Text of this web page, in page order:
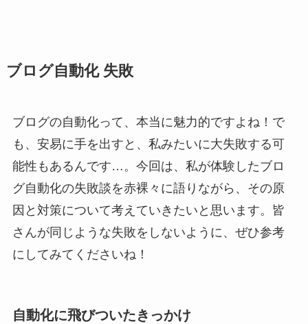
ブログ自動化 失敗
ブログの自動化って、本当に魅力的ですよね！で
も、安易に手を出すと、私みたいに大失敗する可
能性もあるんです…。今回は、私が体験したブロ
グ自動化の失敗談を赤裸々に語りながら、その原
因と対策について考えていきたいと思います。皆
さんが同じような失敗をしないように、ぜひ参考
にしてみてくださいね！
自動化に飛びついたきっかけ